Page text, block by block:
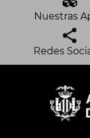
Nuestras
Redes